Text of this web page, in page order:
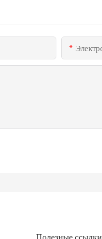
Полезные ссылки